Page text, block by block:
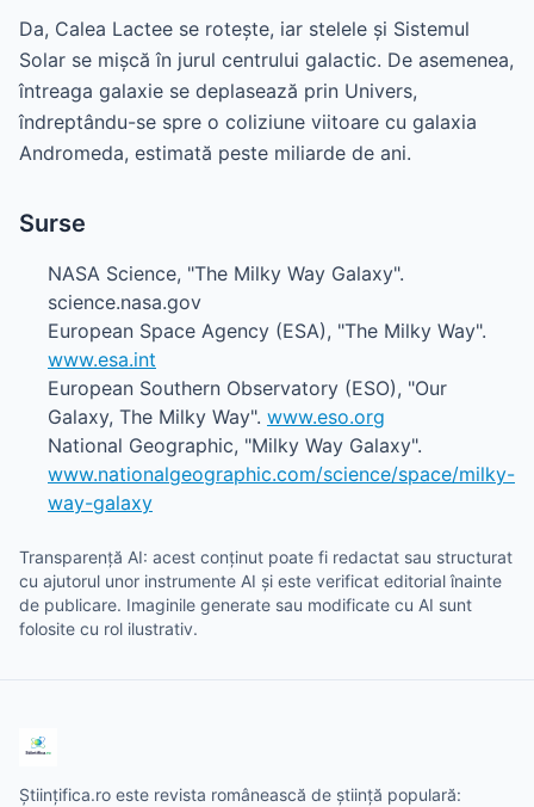
Da, Calea Lactee se rotește, iar stelele și Sistemul
Solar se mișcă în jurul centrului galactic. De asemenea,
întreaga galaxie se deplasează prin Univers,
îndreptându-se spre o coliziune viitoare cu galaxia
Andromeda, estimată peste miliarde de ani.
Surse
NASA Science, "The Milky Way Galaxy".
science.nasa.gov
European Space Agency (ESA), "The Milky Way".
www.esa.int
European Southern Observatory (ESO), "Our
Galaxy, The Milky Way". www.eso.org
National Geographic, "Milky Way Galaxy".
www.nationalgeographic.com/science/space/milky-
way-galaxy
Transparență AI: acest conținut poate fi redactat sau structurat
cu ajutorul unor instrumente AI și este verificat editorial înainte
de publicare. Imaginile generate sau modificate cu AI sunt
folosite cu rol ilustrativ.
Științifica.ro este revista românească de știință populară: